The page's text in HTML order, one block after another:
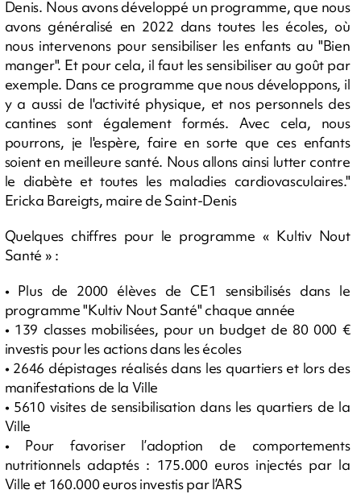
Denis. Nous avons développé un programme, que nous
avons généralisé en 2022 dans toutes les écoles, où
nous intervenons pour sensibiliser les enfants au "Bien
manger". Et pour cela, il faut les sensibiliser au goût par
exemple. Dans ce programme que nous développons, il
y a aussi de l'activité physique, et nos personnels des
cantines sont également formés. Avec cela, nous
pourrons, je l'espère, faire en sorte que ces enfants
soient en meilleure santé. Nous allons ainsi lutter contre
le diabète et toutes les maladies cardiovasculaires."
Ericka Bareigts, maire de Saint-Denis
Quelques chiffres pour le programme « Kultiv Nout
Santé » :
• Plus de 2000 élèves de CE1 sensibilisés dans le
programme "Kultiv Nout Santé" chaque année
• 139 classes mobilisées, pour un budget de 80 000 €
investis pour les actions dans les écoles
• 2646 dépistages réalisés dans les quartiers et lors des
manifestations de la Ville
• 5610 visites de sensibilisation dans les quartiers de la
Ville
• Pour favoriser l’adoption de comportements
nutritionnels adaptés : 175.000 euros injectés par la
Ville et 160.000 euros investis par l’ARS